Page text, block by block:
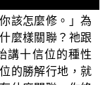
就可以開始講解
該怎麼修。」為
麼樣關聯？祂跟
講十信位的種性
的勝解行地，就